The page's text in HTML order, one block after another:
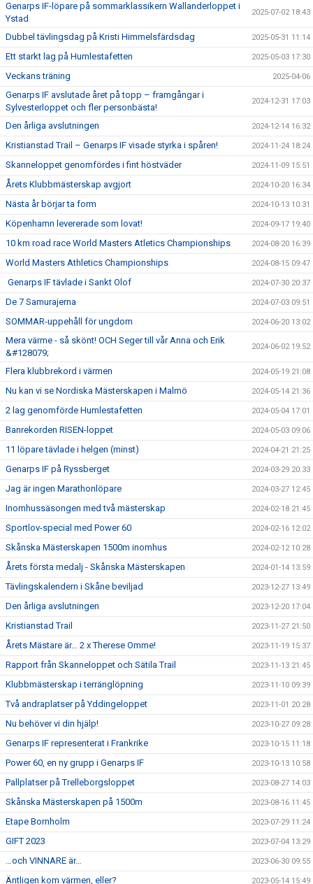
Genarps IF-löpare på sommarklassikern Wallanderloppet i
Ystad
2025-07-02 18:43
Dubbel tävlingsdag på Kristi Himmelsfärdsdag 2025-05-31 11:14
Ett starkt lag på Humlestafetten 2025-05-03 17:30
Veckans träning 2025-04-06
Genarps IF avslutade året på topp – framgångar i
Sylvesterloppet och fler personbästa!
2024-12-31 17:03
Den årliga avslutningen 2024-12-14 16:32
Kristianstad Trail – Genarps IF visade styrka i spåren! 2024-11-24 18:24
Skanneloppet genomfördes i fint höstväder 2024-11-09 15:51
Årets Klubbmästerskap avgjort 2024-10-20 16:34
Nästa år börjar ta form 2024-10-13 10:31
Köpenhamn levererade som lovat! 2024-09-17 19:40
10 km road race World Masters Atletics Championships 2024-08-20 16:39
World Masters Athletics Championships 2024-08-15 09:47
Genarps IF tävlade i Sankt Olof 2024-07-30 20:37
De 7 Samurajerna 2024-07-03 09:51
SOMMAR-uppehåll för ungdom 2024-06-20 13:02
Mera värme - så skönt! OCH Seger till vår Anna och Erik
&#128079;
2024-06-02 19:52
Flera klubbrekord i värmen 2024-05-19 21:08
Nu kan vi se Nordiska Mästerskapen i Malmö 2024-05-14 21:36
2 lag genomförde Humlestafetten 2024-05-04 17:01
Banrekorden RISEN-loppet 2024-05-03 09:06
11 löpare tävlade i helgen (minst) 2024-04-21 21:25
Genarps IF på Ryssberget 2024-03-29 20:33
Jag är ingen Marathonlöpare 2024-03-27 12:45
Inomhussäsongen med två mästerskap 2024-02-18 21:45
Sportlov-special med Power 60 2024-02-16 12:02
Skånska Mästerskapen 1500m inomhus 2024-02-12 10:28
Årets första medalj - Skånska Mästerskapen 2024-01-14 13:59
Tävlingskalendern i Skåne beviljad 2023-12-27 13:49
Den årliga avslutningen 2023-12-20 17:04
Kristianstad Trail 2023-11-27 21:50
Årets Mästare är… 2 x Therese Omme! 2023-11-19 15:37
Rapport från Skanneloppet och Sätila Trail 2023-11-13 21:45
Klubbmästerskap i terränglöpning 2023-11-10 09:39
Två andraplatser på Yddingeloppet 2023-11-01 20:28
Nu behöver vi din hjälp! 2023-10-27 09:28
Genarps IF representerat i Frankrike 2023-10-15 11:18
Power 60, en ny grupp i Genarps IF 2023-10-13 10:58
Pallplatser på Trelleborgsloppet 2023-08-27 14:03
Skånska Mästerskapen på 1500m 2023-08-16 11:45
Etape Bornholm 2023-07-29 11:24
GIFT 2023 2023-07-04 13:29
…och VINNARE är… 2023-06-30 09:55
Äntligen kom värmen, eller? 2023-05-14 15:49